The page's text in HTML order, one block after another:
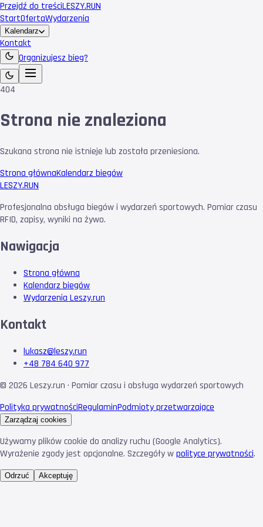
Przejdź do treściLESZY.RUN
StartOfertaWydarzenia
Kalendarz
Kontakt
Organizujesz bieg?
404
Strona nie znaleziona
Szukana strona nie istnieje lub została przeniesiona.
Strona głównaKalendarz biegów
LESZY.RUN
Profesjonalna obsługa biegów i wydarzeń sportowych. Pomiar czasu
RFID, zapisy, wyniki na żywo.
Nawigacja
Strona główna
Kalendarz biegów
Wydarzenia Leszy.run
Kontakt
lukasz@leszy.run
+48 784 640 977
© 2026 Leszy.run · Pomiar czasu i obsługa wydarzeń sportowych
Polityka prywatnościRegulaminPodmioty przetwarzające
Zarządzaj cookies
Używamy plików cookie do analizy ruchu (Google Analytics).
Wyrażenie zgody jest opcjonalne. Szczegóły wpolityce prywatności.
Odrzuć Akceptuję